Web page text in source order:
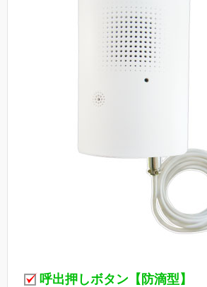
呼出押しボタン【防滴型】